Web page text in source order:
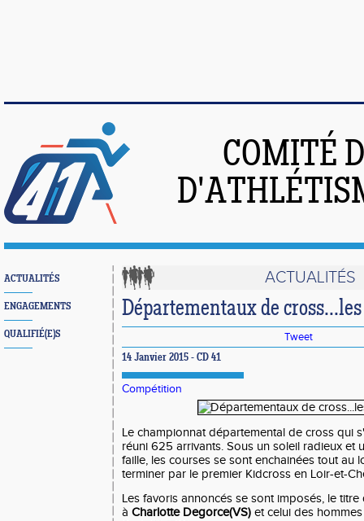
COMITÉ
ACTUALITÉS
ENGAGEMENTS
QUALIFIÉ(E)S
ACTUALITÉS
Départementaux de
Tweet
14 Janvier 2015 - CD 41
Compétition
Le championnat départemental de cross qui
réuni 625 arrivants. Sous un soleil radieux et
faille, les courses se sont enchainées tout au
terminer par le premier Kidcross en Loir-et-
Les favoris annoncés se sont imposés, le
à Charlotte Degorce(VS) et celui des